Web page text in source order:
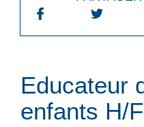
Educateur
enfants H/F